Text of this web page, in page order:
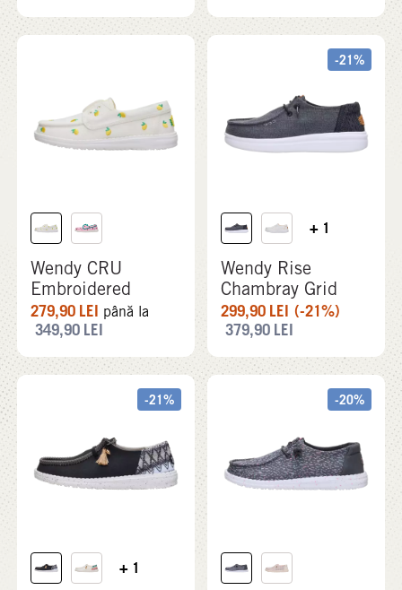
Wendy CRU
Embroidered
279,90 LEI până la
349,90 LEI
-21%
+ 1
Wendy Rise
Chambray Grid
299,90 LEI (-21%)
379,90 LEI
-21%
+ 1
-20%